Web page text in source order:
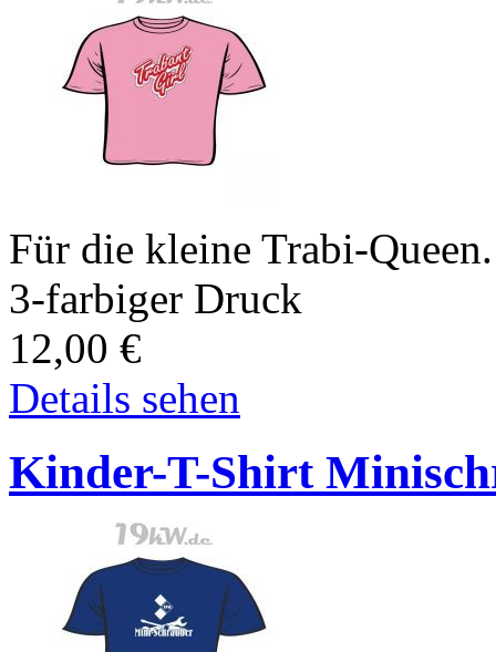
Für die kleine Trabi-Queen.
3-farbiger Druck
12,00 €
Details sehen
Kinder-T-Shirt